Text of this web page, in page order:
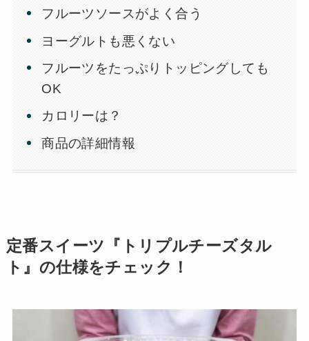
フルーツソースがよく合う
ヨーグルトも悪くない
フルーツをたっぷりトッピングしても
OK
カロリーは？
商品の詳細情報
定番スイーツ『トリプルチーズタル
ト』の仕様をチェック！